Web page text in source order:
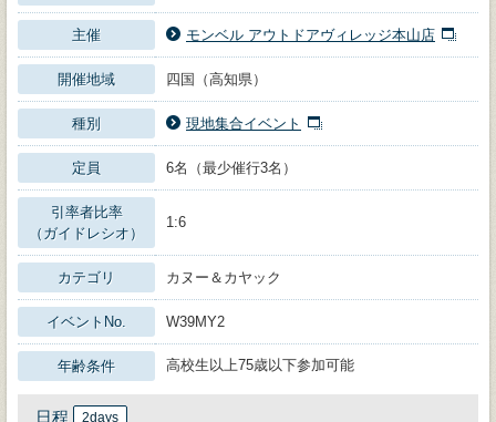
主催 モンベル アウトドアヴィレッジ本山店
開催地域 四国（高知県）
種別 現地集合イベント
定員 6名（最少催行3名）
引率者比率
（ガイドレシオ）
1:6
カテゴリ カヌー＆カヤック
イベントNo. W39MY2
年齢条件 高校生以上75歳以下参加可能
日程 2days